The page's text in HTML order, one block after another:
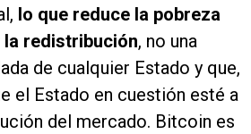
lo que reduce la pobreza
redistribución, no una
de cualquier Estado y que,
el Estado en cuestión esté a
del mercado. Bitcoin es